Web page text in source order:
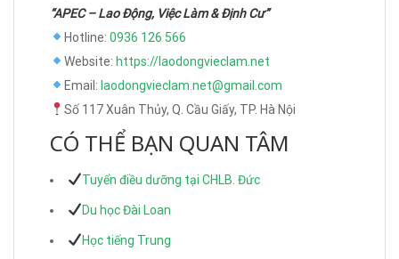
“APEC – Lao Động, Việc Làm & Định Cư”
Hotline: 0936 126 566
Website: https://laodongvieclam.net
Email: laodongvieclam.net@gmail.com
Số 117 Xuân Thủy, Q. Cầu Giấy, TP. Hà Nội
CÓ THỂ BẠN QUAN TÂM
Tuyển điều dưỡng tại CHLB. Đức
Du học Đài Loan
Học tiếng Trung